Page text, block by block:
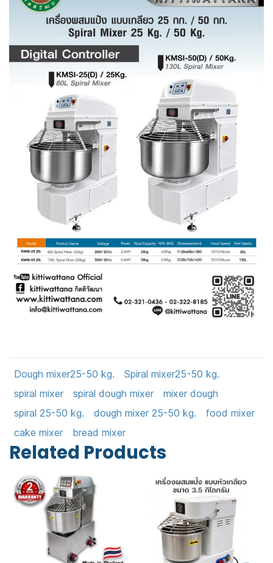
Dough mixer25-50 kg.
Spiral mixer25-50 kg.
spiral mixer
spiral dough mixer
mixer dough
spiral 25-50 kg.
dough mixer 25-50 kg.
food mixer
cake mixer
bread mixer
Related Products